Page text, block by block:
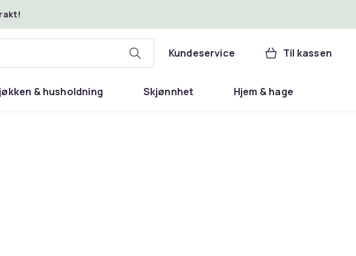
Kundeservice Til kassen
& husholdning Skjønnhet Hjem & hage